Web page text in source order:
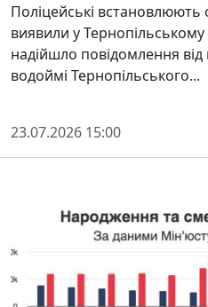
Поліцейські встановлюють
виявили у Тернопільському
надійшло повідомлення
водоймі Тернопільського...
23.07.2026 15:00